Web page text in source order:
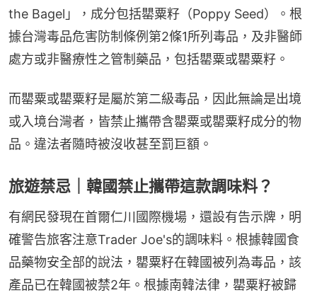
the Bagel」，成分包括罌粟籽（Poppy Seed）。根
據台灣毒品危害防制條例第2條1所列毒品，及非醫師
處方或非醫療性之管制藥品，包括罌粟或罌粟籽。
而罌粟或罌粟籽是屬於第二級毒品，因此無論是出境
或入境台灣者，皆禁止攜帶含罌粟或罌粟籽成分的物
品。違法者隨時被沒收甚至罰巨額。
旅遊禁忌｜韓國禁止攜帶這款調味料？
有網民發現在首爾仁川國際機場，還設有告示牌，明
確警告旅客注意Trader Joe's的調味料。根據韓國食
品藥物安全部的說法，罌粟籽在韓國被列為毒品，該
產品已在韓國被禁2年。根據南韓法律，罌粟籽被歸